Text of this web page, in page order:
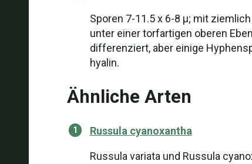
Sporen 7-11.5 x 6-8 µ; mit
unter einer torfartigen oberen
differenziert, aber einige
hyalin.
Ähnliche Arten
Russula cyanoxantha
Russula variata und Russula